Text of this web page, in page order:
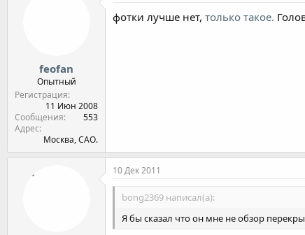
feofan
Опытный
Регистрация
11 Июн 2008
Сообщения
553
Адрес
Москва, САО.
фотки лучше нет, только такое.
10 Дек 2011
bong2369 написал(а):
Я бы сказал что он мне не обзор